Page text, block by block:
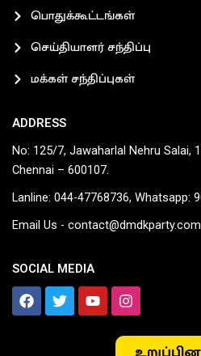
பொதுக்கூட்டங்கள்
செய்தியாளர் சந்திப்பு
மக்கள் சந்திப்புகள்
ADDRESS
No: 125/7, Jawaharlal Nehru Salai,
Chennai – 600107.
Lanline: 044-47768736, Whatsapp:
Email Us - contact@dmdkparty.com
SOCIAL MEDIA
F
a
T
w
Y
o
I
n
t